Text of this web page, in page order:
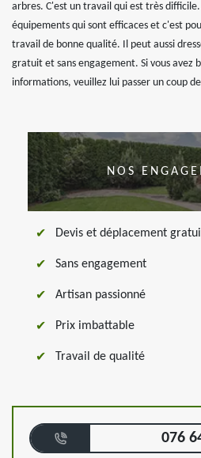
arbres. C'est un travail qui est très
équipements qui sont efficaces et c'est
travail de bonne qualité. Il peut aussi
gratuit et sans engagement. Si vous avez
informations, veuillez lui passer un coup
NOS
Devis et déplacement
Sans engagement
Artisan passionné
Prix imbattable
Travail de qualité
076